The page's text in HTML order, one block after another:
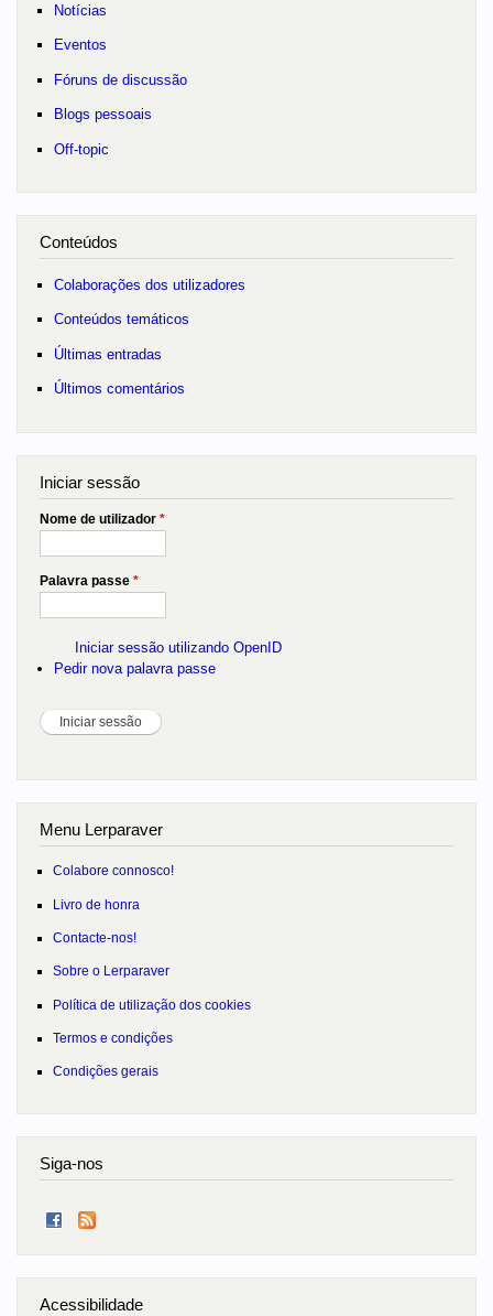
Notícias
Eventos
Fóruns de discussão
Blogs pessoais
Off-topic
Conteúdos
Colaborações dos utilizadores
Conteúdos temáticos
Últimas entradas
Últimos comentários
Iniciar sessão
Nome de utilizador *
Palavra passe *
Iniciar sessão utilizando OpenID
Pedir nova palavra passe
Menu Lerparaver
Colabore connosco!
Livro de honra
Contacte-nos!
Sobre o Lerparaver
Política de utilização dos cookies
Termos e condições
Condições gerais
Siga-nos
Acessibilidade